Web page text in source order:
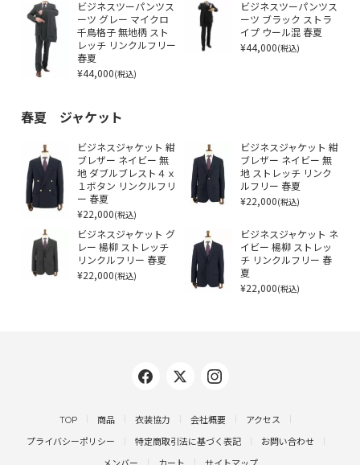
ビジネスツーパンツス
ーツ グレー マイクロ
千鳥格子 無地柄 スト
レッチ リンクルフリー
春夏
¥44,000(税込)
ビジネスツーパンツス
ーツ ブラック ストラ
イプ ウール混 春夏
¥44,000(税込)
春夏 ジャケット
ビジネスジャケット 紺
ブレザー ネイビー 無
地 ダブルブレスト４ｘ
１ボタン リンクルフリ
ー 春夏
¥22,000(税込)
ビジネスジャケット 紺
ブレザー ネイビー 無
地 ストレッチ リンク
ルフリー 春夏
¥22,000(税込)
ビジネスジャケット グ
レー 楊柳 ストレッチ
リンクルフリー 春夏
¥22,000(税込)
ビジネスジャケット ネ
イビー 楊柳 ストレッ
チ リンクルフリー 春
夏
¥22,000(税込)
TOP 商品 衣装協力 会社概要 アクセス
プライバシーポリシー 特定商取引法に基づく表記 お問い合わせ